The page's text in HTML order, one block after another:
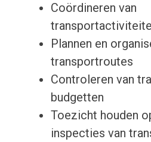
Coördineren van
Plannen en
transportroutes
Controleren van
budgetten
Toezicht houden
inspecties van